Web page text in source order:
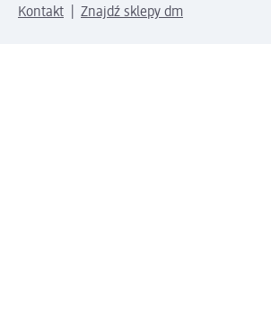
Kontakt
Znajdź sklepy dm